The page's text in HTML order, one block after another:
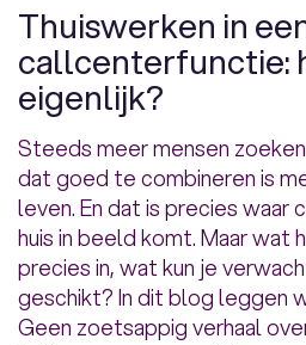
Thuiswerken in
callcenterfunctie:
eigenlijk?
Steeds meer mensen
dat goed te combineren is
leven. En dat is precies waar
huis in beeld komt. Maar wat
precies in, wat kun je
geschikt? In dit blog leggen
Geen zoetsappig verhaal